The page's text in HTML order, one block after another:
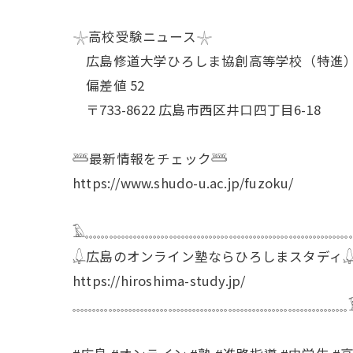
𓇼高校受験ニュース𓇼
広島修道大学ひろしま協創高等学校（特進）
偏差値 52
〒733-8622 広島市西区井口四丁目6-18
𓆷最新情報をチェック𓆷
https://www.shudo-u.ac.jp/fuzoku/
𓆮広島のオンライン塾ならひろしまスタディ
https://hiroshima-study.jp/